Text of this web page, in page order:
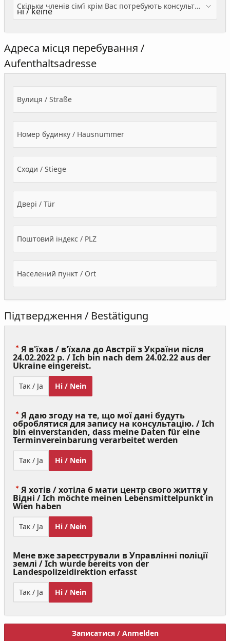
Скільки членів сім’ї крім Вас потребують консультації? / Wieviele Familienmitglieder brauchen Beratung - zusätzlich zu Ihnen?
Адреса місця перебування /
Aufenthaltsadresse
Вулиця / Straße
Номер будинку / Hausnummer
Сходи / Stiege
Двері / Tür
Поштовий індекс / PLZ
Населений пункт / Ort
Підтвердження / Bestätigung
Я в'їхав / в'їхала до Австрії з України після
24.02.2022 р. / Ich bin nach dem 24.02.22 aus der
Ukraine eingereist.
Required)
Так / Ja Ні / Nein
Я даю згоду на те, що мої дані будуть
оброблятися для запису на консультацію. / Ich
bin einverstanden, dass meine Daten für eine
Terminvereinbarung verarbeitet werden
Так / Ja Ні / Nein
Я хотів / хотіла б мати центр свого життя у
Відні / Ich möchte meinen Lebensmittelpunkt in
Wien haben
Required)
Так / Ja Ні / Nein
Мене вже зареєстрували в Управлінні поліції
землі / Ich wurde bereits von der
Landespolizeidirektion erfasst
Так / Ja Ні / Nein
Записатися / Anmelden